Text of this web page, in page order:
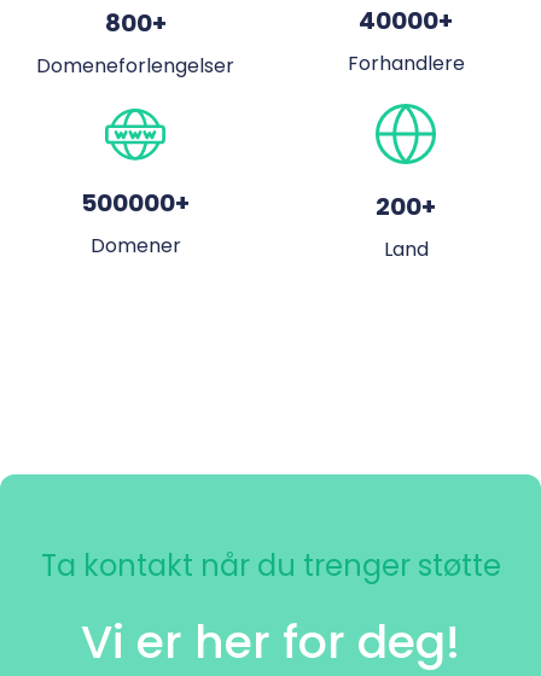
800+
Domeneforlengelser
40000+
Forhandlere
500000+
Domener
200+
Land
Ta kontakt når du trenger støtte
Vi er her for deg!